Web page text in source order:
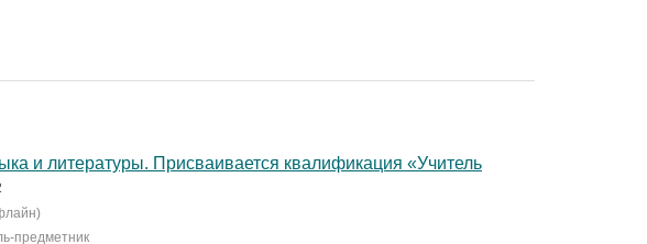
и литературы. Присваивается квалификация «Учитель
предметник